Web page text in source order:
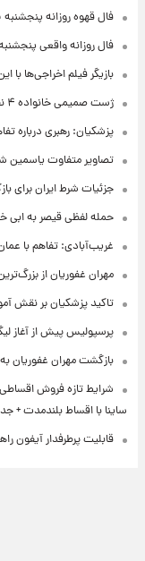
فال قهوه روزانه پنجشنبه ۱۵ مرداد ماه ۱۴۰۵
فال روزانه واقعی پنجشنبه ۱۵ مرداد
بازیگر فیلم اخراجی‌ها
ژست صمیمی خانواده ۴ نفره شیلا خداداد پربازدید شد + عکس
پزشکیان: رهبری درباره
تصاویر متفاوت یاسمین
جزئیات شرط ایران برای
حمله لفظی قیصر به ابی
غریب‌آبادی: تفاهم با
مهران غفوریان از
تاکید پزشکیان بر نقش
پرسپولیس پیش از آغاز
بازگشت مهران غفوریان
شرایط تازه فروش
ساینا با اقساط بلندمدت +
قابلیت پرطرفدار آیفون